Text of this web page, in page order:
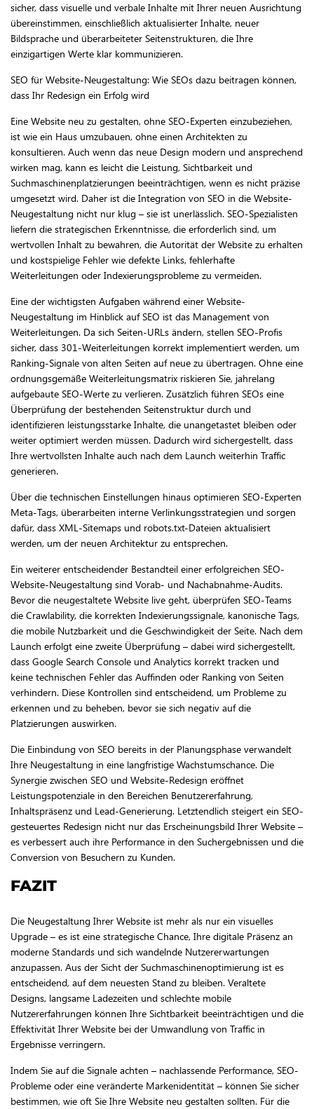
sicher, dass visuelle und verbale Inhalte mit Ihrer neuen Ausrichtung
übereinstimmen, einschließlich aktualisierter Inhalte, neuer
Bildsprache und überarbeiteter Seitenstrukturen, die Ihre
einzigartigen Werte klar kommunizieren.
SEO für Website-Neugestaltung: Wie SEOs dazu beitragen können,
dass Ihr Redesign ein Erfolg wird
Eine Website neu zu gestalten, ohne SEO-Experten einzubeziehen,
ist wie ein Haus umzubauen, ohne einen Architekten zu
konsultieren. Auch wenn das neue Design modern und ansprechend
wirken mag, kann es leicht die Leistung, Sichtbarkeit und
Suchmaschinenplatzierungen beeinträchtigen, wenn es nicht präzise
umgesetzt wird. Daher ist die Integration von SEO in die Website-
Neugestaltung nicht nur klug – sie ist unerlässlich. SEO-Spezialisten
liefern die strategischen Erkenntnisse, die erforderlich sind, um
wertvollen Inhalt zu bewahren, die Autorität der Website zu erhalten
und kostspielige Fehler wie defekte Links, fehlerhafte
Weiterleitungen oder Indexierungsprobleme zu vermeiden.
Eine der wichtigsten Aufgaben während einer Website-
Neugestaltung im Hinblick auf SEO ist das Management von
Weiterleitungen. Da sich Seiten-URLs ändern, stellen SEO-Profis
sicher, dass 301-Weiterleitungen korrekt implementiert werden, um
Ranking-Signale von alten Seiten auf neue zu übertragen. Ohne eine
ordnungsgemäße Weiterleitungsmatrix riskieren Sie, jahrelang
aufgebaute SEO-Werte zu verlieren. Zusätzlich führen SEOs eine
Überprüfung der bestehenden Seitenstruktur durch und
identifizieren leistungsstarke Inhalte, die unangetastet bleiben oder
weiter optimiert werden müssen. Dadurch wird sichergestellt, dass
Ihre wertvollsten Inhalte auch nach dem Launch weiterhin Traffic
generieren.
Über die technischen Einstellungen hinaus optimieren SEO-Experten
Meta-Tags, überarbeiten interne Verlinkungsstrategien und sorgen
dafür, dass XML-Sitemaps und robots.txt-Dateien aktualisiert
werden, um der neuen Architektur zu entsprechen.
Ein weiterer entscheidender Bestandteil einer erfolgreichen SEO-
Website-Neugestaltung sind Vorab- und Nachabnahme-Audits.
Bevor die neugestaltete Website live geht, überprüfen SEO-Teams
die Crawlability, die korrekten Indexierungssignale, kanonische Tags,
die mobile Nutzbarkeit und die Geschwindigkeit der Seite. Nach dem
Launch erfolgt eine zweite Überprüfung – dabei wird sichergestellt,
dass Google Search Console und Analytics korrekt tracken und
keine technischen Fehler das Auffinden oder Ranking von Seiten
verhindern. Diese Kontrollen sind entscheidend, um Probleme zu
erkennen und zu beheben, bevor sie sich negativ auf die
Platzierungen auswirken.
Die Einbindung von SEO bereits in der Planungsphase verwandelt
Ihre Neugestaltung in eine langfristige Wachstumschance. Die
Synergie zwischen SEO und Website-Redesign eröffnet
Leistungspotenziale in den Bereichen Benutzererfahrung,
Inhaltspräsenz und Lead-Generierung. Letztendlich steigert ein SEO-
gesteuertes Redesign nicht nur das Erscheinungsbild Ihrer Website –
es verbessert auch ihre Performance in den Suchergebnissen und die
Conversion von Besuchern zu Kunden.
FAZIT
Die Neugestaltung Ihrer Website ist mehr als nur ein visuelles
Upgrade – es ist eine strategische Chance, Ihre digitale Präsenz an
moderne Standards und sich wandelnde Nutzererwartungen
anzupassen. Aus der Sicht der Suchmaschinenoptimierung ist es
entscheidend, auf dem neuesten Stand zu bleiben. Veraltete
Designs, langsame Ladezeiten und schlechte mobile
Nutzererfahrungen können Ihre Sichtbarkeit beeinträchtigen und die
Effektivität Ihrer Website bei der Umwandlung von Traffic in
Ergebnisse verringern.
Indem Sie auf die Signale achten – nachlassende Performance, SEO-
Probleme oder eine veränderte Markenidentität – können Sie sicher
bestimmen, wie oft Sie Ihre Website neu gestalten sollten. Für die